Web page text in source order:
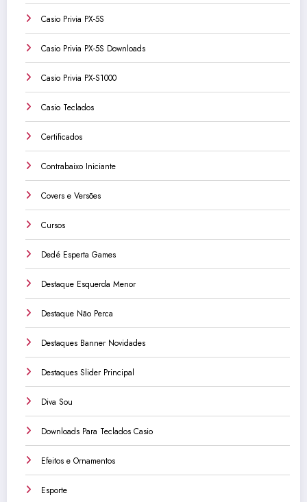
Casio Privia PX-5S
Casio Privia PX-5S Downloads
Casio Privia PX-S1000
Casio Teclados
Certificados
Contrabaixo Iniciante
Covers e Versões
Cursos
Dedé Esperta Games
Destaque Esquerda Menor
Destaque Não Perca
Destaques Banner Novidades
Destaques Slider Principal
Diva Sou
Downloads Para Teclados Casio
Efeitos e Ornamentos
Esporte